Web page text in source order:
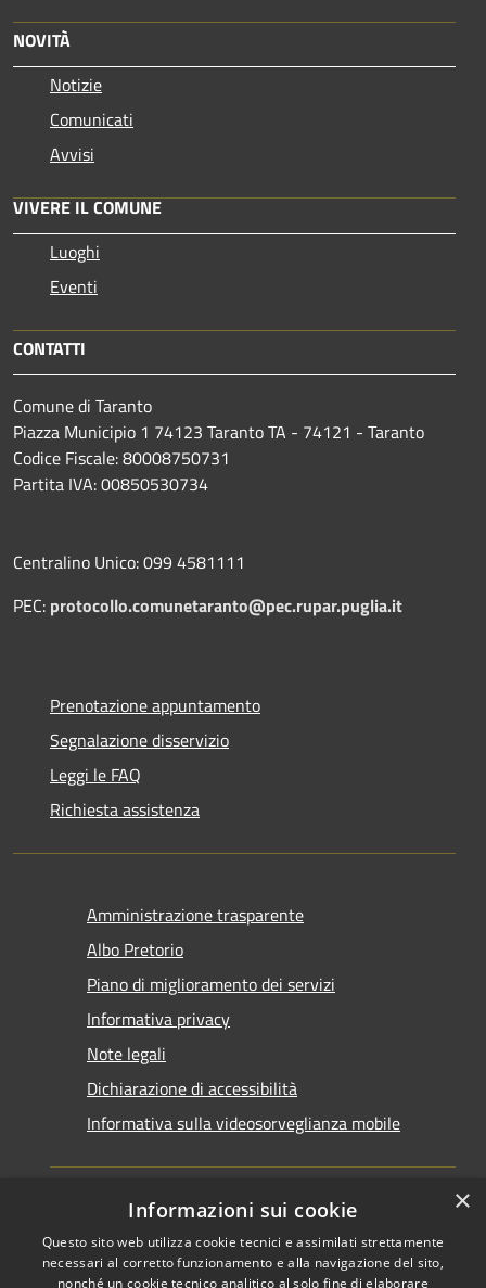
NOVITÀ
Notizie
Comunicati
Avvisi
VIVERE IL COMUNE
Luoghi
Eventi
CONTATTI
Comune di Taranto
Piazza Municipio 1 74123 Taranto TA - 74121 - Taranto
Codice Fiscale: 80008750731
Partita IVA: 00850530734
Centralino Unico: 099 4581111
PEC: protocollo.comunetaranto@pec.rupar.puglia.it
Prenotazione appuntamento
Segnalazione disservizio
Leggi le FAQ
Richiesta assistenza
Amministrazione trasparente
Albo Pretorio
Piano di miglioramento dei servizi
Informativa privacy
Note legali
Dichiarazione di accessibilità
Informativa sulla videosorveglianza mobile
RSS
Copyright © 2026 • Comune di
×
Informazioni sui cookie
Questo sito web utilizza cookie tecnici e assimilati strettamente
necessari al corretto funzionamento e alla navigazione del sito,
nonché un cookie tecnico analitico al solo fine di elaborare